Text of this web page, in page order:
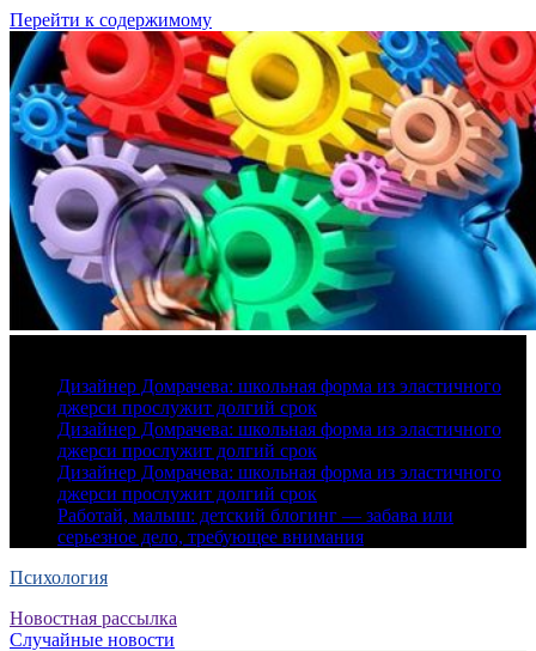
Перейти к содержимому
Дизайнер Домрачева: школьная форма из эластичного
джерси прослужит долгий срок
Дизайнер Домрачева: школьная форма из эластичного
джерси прослужит долгий срок
Дизайнер Домрачева: школьная форма из эластичного
джерси прослужит долгий срок
Работай, малыш: детский блогинг — забава или
серьезное дело, требующее внимания
Психология
Новостная рассылка
Случайные новости